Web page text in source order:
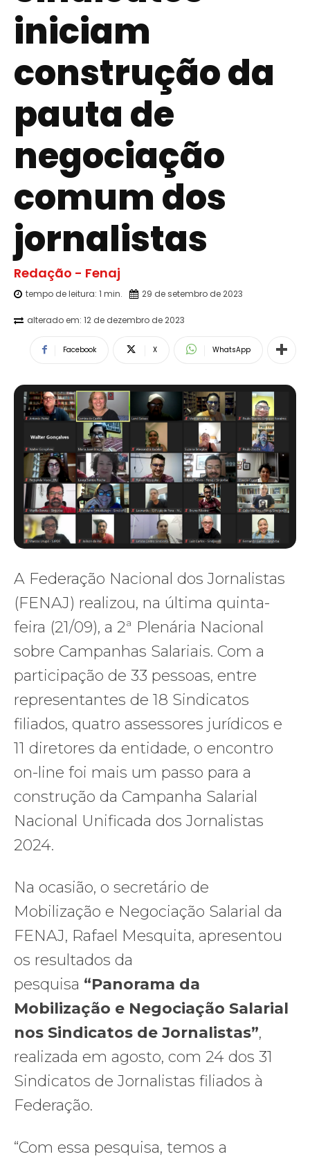
iniciam
construção da
pauta de
negociação
comum dos
jornalistas
Redação - Fenaj
tempo de leitura: 1 min. 29 de setembro de 2023
alterado em: 12 de dezembro de 2023
Facebook X WhatsApp
A Federação Nacional dos Jornalistas
(FENAJ) realizou, na última quinta-
feira (21/09), a 2ª Plenária Nacional
sobre Campanhas Salariais. Com a
participação de 33 pessoas, entre
representantes de 18 Sindicatos
filiados, quatro assessores jurídicos e
11 diretores da entidade, o encontro
on-line foi mais um passo para a
construção da Campanha Salarial
Nacional Unificada dos Jornalistas
2024.
Na ocasião, o secretário de
Mobilização e Negociação Salarial da
FENAJ, Rafael Mesquita, apresentou
os resultados da
pesquisa “Panorama da
Mobilização e Negociação Salarial
nos Sindicatos de Jornalistas”,
realizada em agosto, com 24 dos 31
Sindicatos de Jornalistas filiados à
Federação.
“Com essa pesquisa, temos a